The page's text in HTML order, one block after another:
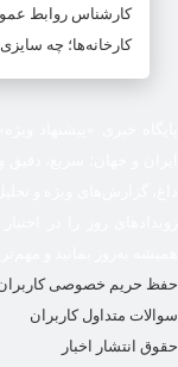
کارشناس روابط
کارخانه‌ها؛ چه
حفظ حریم خصوصی
سوالات متداول کاربران
حقوق انتشار اخبار